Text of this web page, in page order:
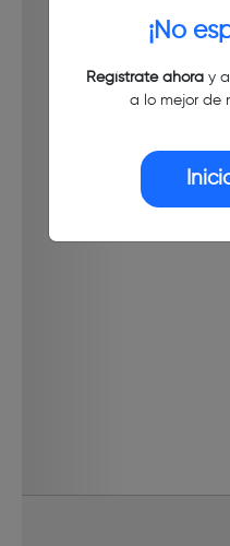
¡No
Regístrate ahoray
a lo mejor de